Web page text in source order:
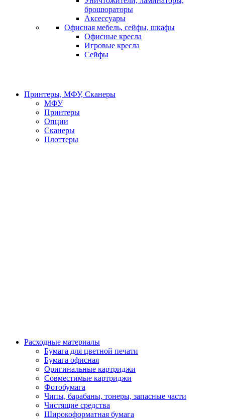
брошюраторы
Аксессуары
Офисная мебель, сейфы, шкафы
Офисные кресла
Игровые кресла
Сейфы
Принтеры, МФУ, Сканеры
МФУ
Принтеры
Опции
Сканеры
Плоттеры
Расходные материалы
Бумага для цветной печати
Бумага офисная
Оригинальные картриджи
Совместимые картриджи
Фотобумага
Чипы, барабаны, тонеры, запасные части
Чистящие средства
Широкоформатная бумага